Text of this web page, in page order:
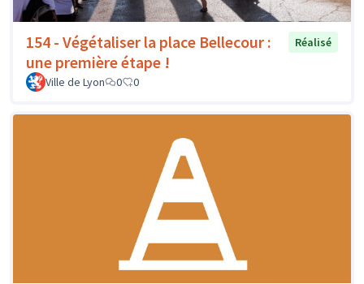
154 - Végétaliser la place Bellecour :
une première étape !
Réalisé
Ville de Lyon 0 0